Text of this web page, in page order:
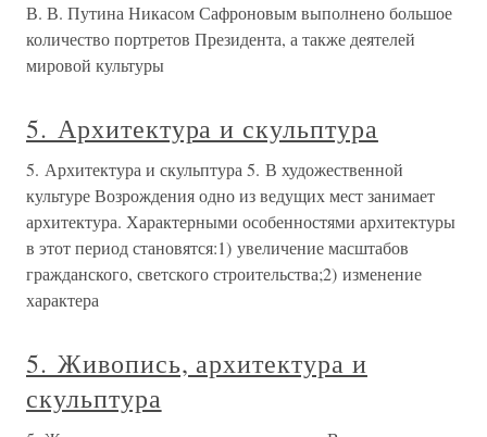
В. В. Путина Никасом Сафроновым выполнено большое
количество портретов Президента, а также деятелей
мировой культуры
5. Архитектура и скульптура
5. Архитектура и скульптура 5. В художественной
культуре Возрождения одно из ведущих мест занимает
архитектура. Характерными особенностями архитектуры
в этот период становятся:1) увеличение масштабов
гражданского, светского строительства;2) изменение
характера
5. Живопись, архитектура и
скульптура